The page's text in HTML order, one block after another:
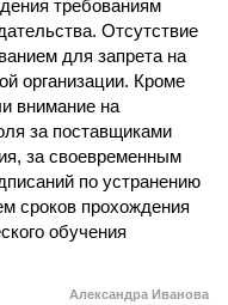
требованиям
Отсутствие
для запрета на
организации. Кроме
внимание на
за поставщиками
за своевременным
по устранению
сроков прохождения
обучения
Александра Иванова